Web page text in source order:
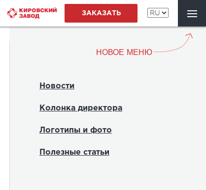
НОВОЕ МЕНЮ
ЗАКАЗАТЬ
Новости
Колонка директора
Логотипы и фото
Полезные статьи